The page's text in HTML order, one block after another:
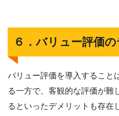
６．バリュー評価
バリュー評価を導入すること
る一方で、客観的な評価が難
るといったデメリットも存在